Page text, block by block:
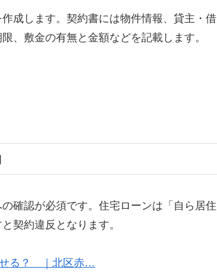
成します。契約書には物件情報、貸主・借
、敷金の有無と金額などを記載します。
確認が必須です。住宅ローンは「自ら居住
契約違反となります。
せる？ ｜北区赤…